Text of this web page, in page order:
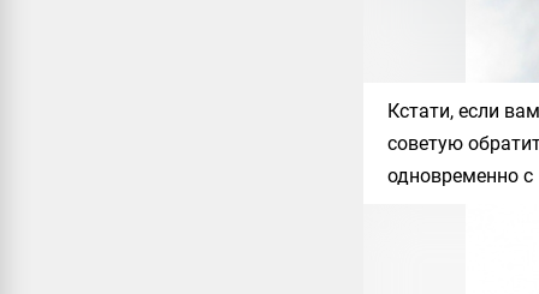
Кстати, если
советую
одновременно с